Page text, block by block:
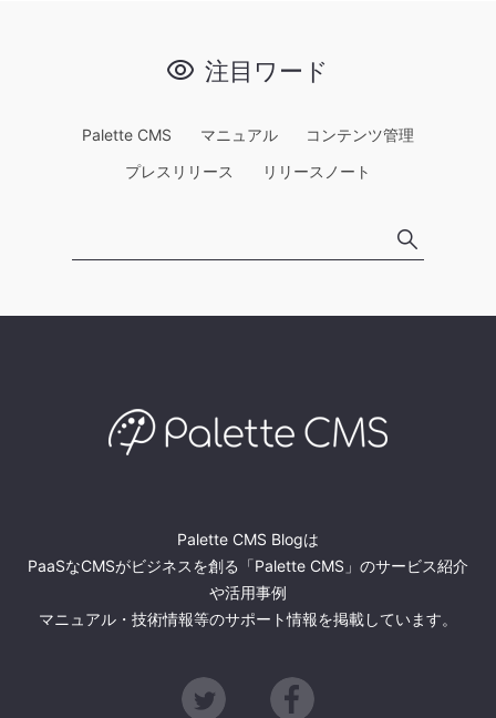
注目ワード
Palette CMS マニュアル
コンテンツ管理
プレスリリース
リリースノート
Palette CMS Blogは
PaaSなCMSがビジネスを創る「Palette CMS」のサービス紹介
や活用事例
マニュアル・技術情報等のサポート情報を掲載しています。
Twitter